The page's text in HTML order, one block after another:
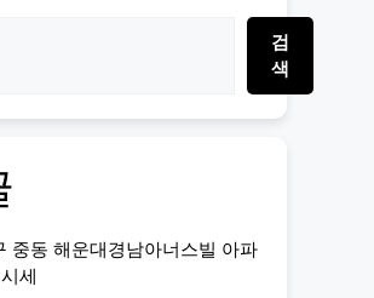
검
색
중동 해운대경남아너스빌 아파
세